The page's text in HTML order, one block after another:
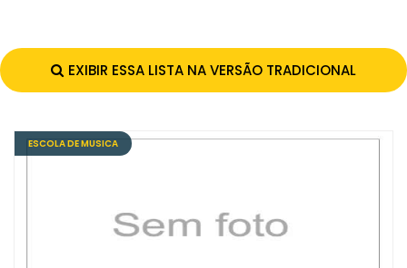
EXIBIR ESSA LISTA NA VERSÃO TRADICIONAL
ESCOLA DE MUSICA